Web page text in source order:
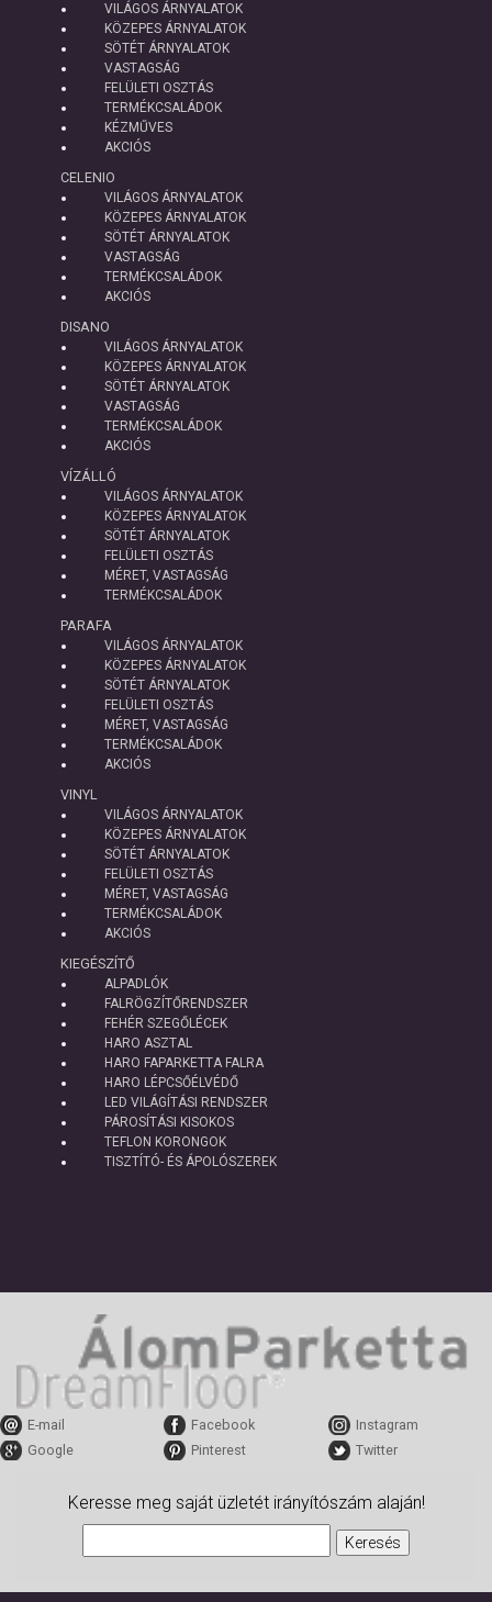
VILÁGOS ÁRNYALATOK
KÖZEPES ÁRNYALATOK
SÖTÉT ÁRNYALATOK
VASTAGSÁG
FELÜLETI OSZTÁS
TERMÉKCSALÁDOK
KÉZMŰVES
AKCIÓS
CELENIO
VILÁGOS ÁRNYALATOK
KÖZEPES ÁRNYALATOK
SÖTÉT ÁRNYALATOK
VASTAGSÁG
TERMÉKCSALÁDOK
AKCIÓS
DISANO
VILÁGOS ÁRNYALATOK
KÖZEPES ÁRNYALATOK
SÖTÉT ÁRNYALATOK
VASTAGSÁG
TERMÉKCSALÁDOK
AKCIÓS
VÍZÁLLÓ
VILÁGOS ÁRNYALATOK
KÖZEPES ÁRNYALATOK
SÖTÉT ÁRNYALATOK
FELÜLETI OSZTÁS
MÉRET, VASTAGSÁG
TERMÉKCSALÁDOK
PARAFA
VILÁGOS ÁRNYALATOK
KÖZEPES ÁRNYALATOK
SÖTÉT ÁRNYALATOK
FELÜLETI OSZTÁS
MÉRET, VASTAGSÁG
TERMÉKCSALÁDOK
AKCIÓS
VINYL
VILÁGOS ÁRNYALATOK
KÖZEPES ÁRNYALATOK
SÖTÉT ÁRNYALATOK
FELÜLETI OSZTÁS
MÉRET, VASTAGSÁG
TERMÉKCSALÁDOK
AKCIÓS
KIEGÉSZÍTŐ
ALPADLÓK
FALRÖGZÍTŐRENDSZER
FEHÉR SZEGŐLÉCEK
HARO ASZTAL
HARO FAPARKETTA FALRA
HARO LÉPCSŐÉLVÉDŐ
LED VILÁGÍTÁSI RENDSZER
PÁROSÍTÁSI KISOKOS
TEFLON KORONGOK
TISZTÍTÓ- ÉS ÁPOLÓSZEREK
E-mail Facebook
Instagram
Google
Pinterest Twitter
Keresse meg saját üzletét irányítószám alaján!